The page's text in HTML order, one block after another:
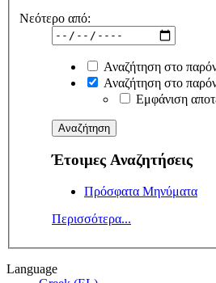
Νεότερο από:
Αναζήτηση στο
Αναζήτηση στο
Εμφάνιση
Έτοιμες Αναζητήσεις
Πρόσφατα Μηνύματα
Περισσότερα...
Language